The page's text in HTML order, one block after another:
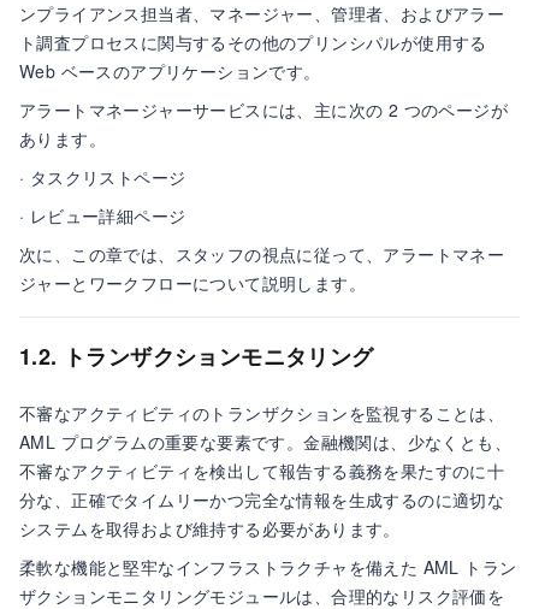
ンプライアンス担当者、マネージャー、管理者、およびアラー
ト調査プロセスに関与するその他のプリンシパルが使用する
Web ベースのアプリケーションです。
アラートマネージャーサービスには、主に次の 2 つのページが
あります。
· タスクリストページ
· レビュー詳細ページ
次に、この章では、スタッフの視点に従って、アラートマネー
ジャーとワークフローについて説明します。
1.2. トランザクションモニタリング
不審なアクティビティのトランザクションを監視することは、
AML プログラムの重要な要素です。金融機関は、少なくとも、
不審なアクティビティを検出して報告する義務を果たすのに十
分な、正確でタイムリーかつ完全な情報を生成するのに適切な
システムを取得および維持する必要があります。
柔軟な機能と堅牢なインフラストラクチャを備えた AML トラン
ザクションモニタリングモジュールは、合理的なリスク評価を